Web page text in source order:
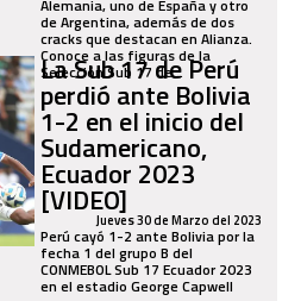
Alemania, uno de España y otro
de Argentina, además de dos
cracks que destacan en Alianza.
Conoce a las figuras de la
Selección Sub 17 de...
La Sub 17 de Perú
perdió ante Bolivia
1-2 en el inicio del
Sudamericano,
Ecuador 2023
[VIDEO]Jueves 30 de Marzo del 2023
Perú cayó 1-2 ante Bolivia por la
fecha 1 del grupo B del
CONMEBOL Sub 17 Ecuador 2023
en el estadio George Capwell